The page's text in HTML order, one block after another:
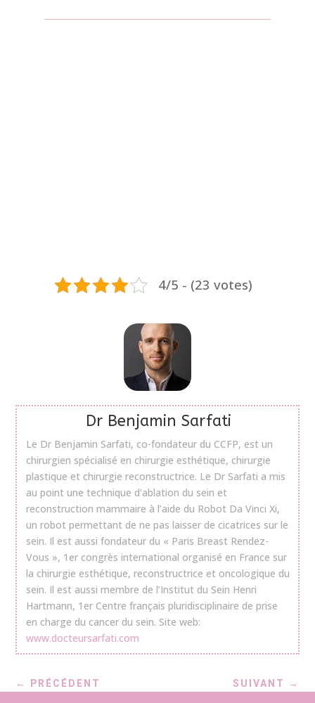
4/5 - (23 votes)
Dr Benjamin Sarfati
Le Dr Benjamin Sarfati, co-fondateur du CCFP, est un
chirurgien spécialisé en chirurgie esthétique, chirurgie
plastique et chirurgie reconstructrice. Le Dr Sarfati a mis
au point une technique d’ablation du sein et
reconstruction mammaire à l’aide du Robot Da Vinci Xi,
un robot permettant de ne pas laisser de cicatrices sur le
sein. Il est aussi fondateur du « Paris Breast Rendez-
Vous », 1er congrès international organisé en France sur
la chirurgie esthétique, reconstructrice et oncologique du
sein. Il est aussi membre de l’Institut du Sein Henri
Hartmann, 1er Centre français pluridisciplinaire de prise
en charge du cancer du sein. Site web:
www.docteursarfati.com
← PRÉCÉDENT SUIVANT →